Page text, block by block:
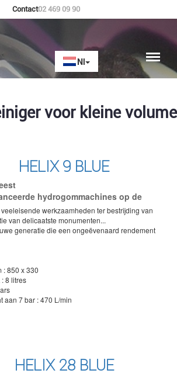
Contact02 469 09 90
voor kleine volume
HELIX 9 BLUE
hydrogommachines op de
werkzaamheden ter bestrijding van
van delicaatste monumenten...
generatie die een ongeëvenaard rendement
: 850 x 330
8 litres
aan 7 bar : 470 L/min
HELIX 28 BLUE